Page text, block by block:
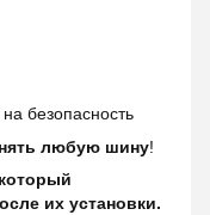
безопасность
любую шину!
их установки.